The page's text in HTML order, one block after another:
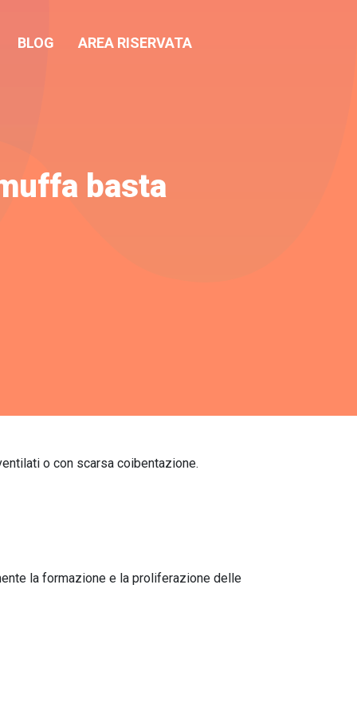
BLOG AREA RISERVATA
basta
o con scarsa coibentazione.
la formazione e la proliferazione delle